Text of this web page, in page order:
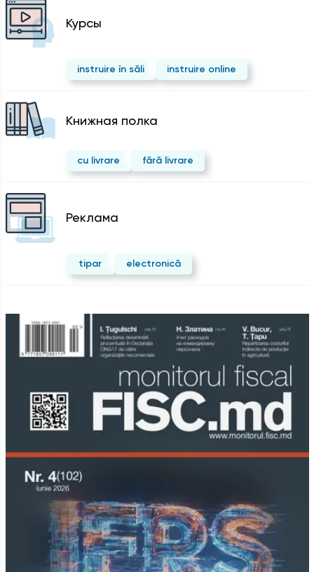
Курсы
instruire în săli instruire online
Kнижная полка
cu livrare fără livrare
Реклама
tipar electronică